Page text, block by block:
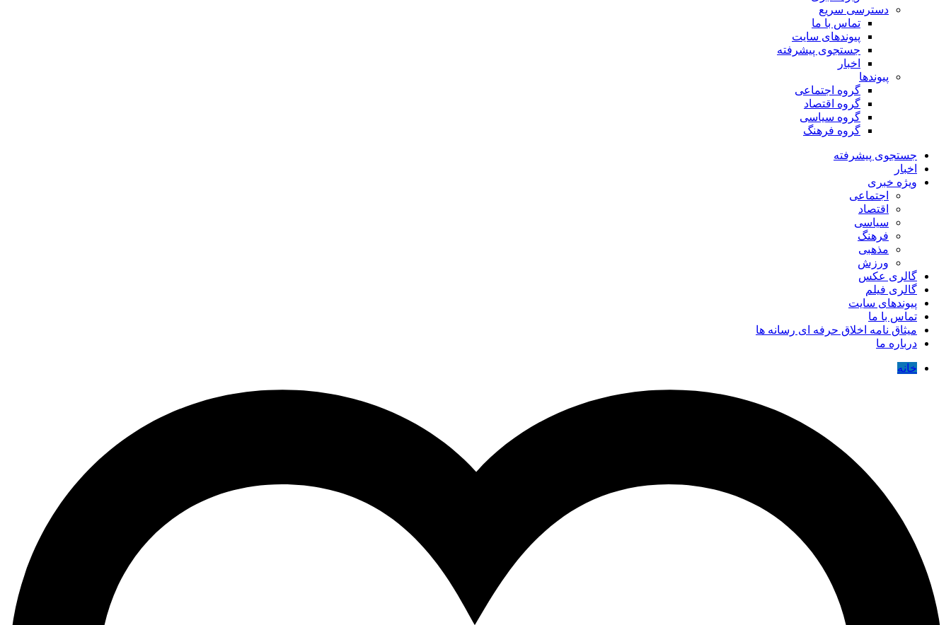
دسترسی سریع
تماس با ما
پیوندهای سایت
جستجوی پیشرفته
اخبار
پیوندها
گروه اجتماعی
گروه اقتصاد
گروه سیاسی
گروه فرهنگ
جستجوی پیشرفته
اخبار
ویژه خبری
اجتماعی
اقتصاد
سیاسی
فرهنگ
مذهبی
ورزش
گالری عکس
گالری فیلم
پیوندهای سایت
تماس با ما
میثاق نامه اخلاق حرفه ای رسانه ها
درباره ما
خانه